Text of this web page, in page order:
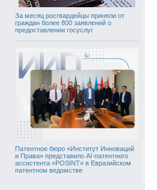
За месяц росгвардейцы приняли от
граждан более 800 заявлений о
предоставлении госуслуг
Патентное бюро «Институт Инноваций
и Права» представило AI-патентного
ассистента «POSINT» в Евразийском
патентном ведомстве